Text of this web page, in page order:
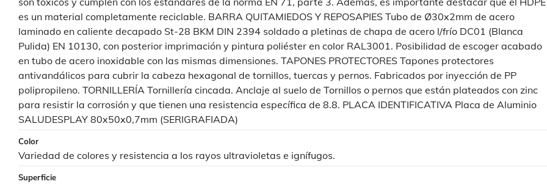
es un material completamente reciclable. BARRA QUITAMIEDOS Y REPOSAPIES Tubo de Ø30x2mm de acero
laminado en caliente decapado St-28 BKM DIN 2394 soldado a pletinas de chapa de acero l/frío DC01 (Blanca
Pulida) EN 10130, con posterior imprimación y pintura poliéster en color RAL3001. Posibilidad de escoger acabado
en tubo de acero inoxidable con las mismas dimensiones. TAPONES PROTECTORES Tapones protectores
antivandálicos para cubrir la cabeza hexagonal de tornillos, tuercas y pernos. Fabricados por inyección de PP
polipropileno. TORNILLERÍA Tornillería cincada. Anclaje al suelo de Tornillos o pernos que están plateados con zinc
para resistir la corrosión y que tienen una resistencia específica de 8.8. PLACA IDENTIFICATIVA Placa de Aluminio
SALUDESPLAY 80x50x0,7mm (SERIGRAFIADA)
Color
Variedad de colores y resistencia a los rayos ultravioletas e ignífugos.
Superficie